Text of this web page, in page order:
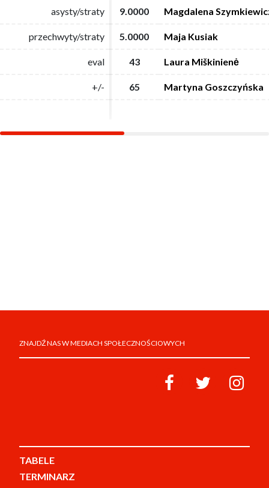
asysty/straty 9.0000 Magdalena
przechwyty/straty 5.0000 Maja Kusiak
eval 43 Laura Miškinienė
+/- 65 Martyna Goszczyńska
asysty/straty 9.0000 Magdalena
przechwyty/straty 5.0000 Maja Kusiak
eval 43 Laura Miškinienė
+/- 65 Martyna Goszczyńska
ZNAJDŹ NAS W MEDIACH SPOŁECZNOŚCIOWYCH
TABELE
TERMINARZ